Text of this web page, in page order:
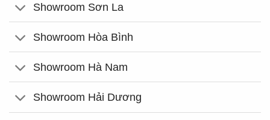
Showroom Sơn La
Showroom Hòa Bình
Showroom Hà Nam
Showroom Hải Dương